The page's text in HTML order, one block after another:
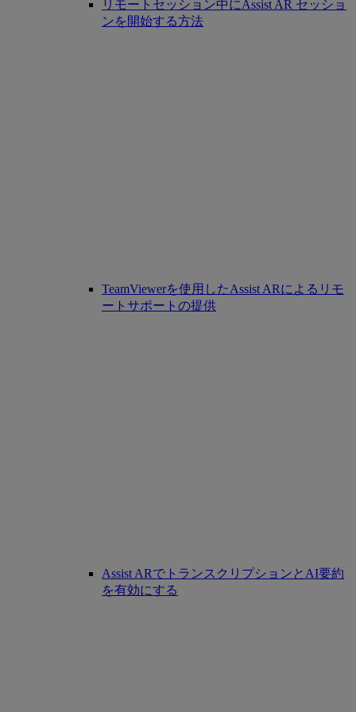
リモートセッション中にAssist AR セッショ
ンを開始する方法
TeamViewerを使用したAssist ARによるリモ
ートサポートの提供
Assist ARでトランスクリプションとAI要約
を有効にする